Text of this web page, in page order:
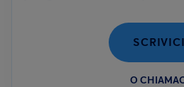
SCRIVICI
O